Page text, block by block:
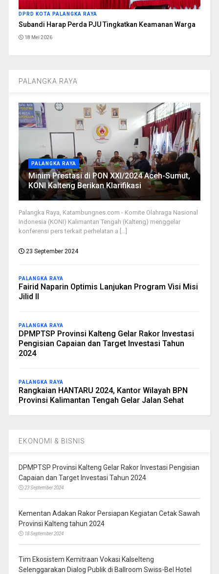
DPRD KOTA PALANGKA RAYA
Subandi Harap Perda PJU Tingkatkan Keamanan Warga
18 Mei 2026
PALANGKA RAYA
PALANGKA RAYA
Minim Prestasi di PON XXI/2024 Aceh-Sumut,
KONI Kalteng Berikan Klarifikasi
Palangka Raya, Katambungnes.com - Komite Olahraga Nasional
Indonesia (KONI) Kalimantan Tengah (Kalteng) menggelar
konferensi pers terkait perhelatan a [...]
23 September 2024
PALANGKA RAYA
Fairid Naparin Optimis Lanjukan Program Visi Misi
Jilid II
PALANGKA RAYA
DPMPTSP Provinsi Kalteng Gelar Rakor Investasi
Pengisian Capaian dan Target Investasi Tahun
2024
PALANGKA RAYA
Rangkaian HANTARU 2024, Kantor Wilayah BPN
Provinsi Kalimantan Tengah Gelar Jalan Sehat
EKONOMI & BISNIS
DPMPTSP Provinsi Kalteng Gelar Rakor Investasi Pengisian
Capaian dan Target Investasi Tahun 2024
23 September 2024
Kementan Adakan Rakor Persiapan Kegiatan Cetak Sawah
Provinsi Kalteng tahun 2024
18 September 2024
Tim Ekosistem Kemitraan Vokasi Kalselteng
Selenggarakan Dialog Publik di Ballroom Swiss-Bel Hotel